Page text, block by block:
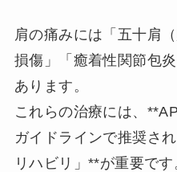
肩の痛みには「五十肩
損傷」「癒着性関節包
あります。
これらの治療には、
ガイドラインで推奨さ
リハビリ」**が重要です